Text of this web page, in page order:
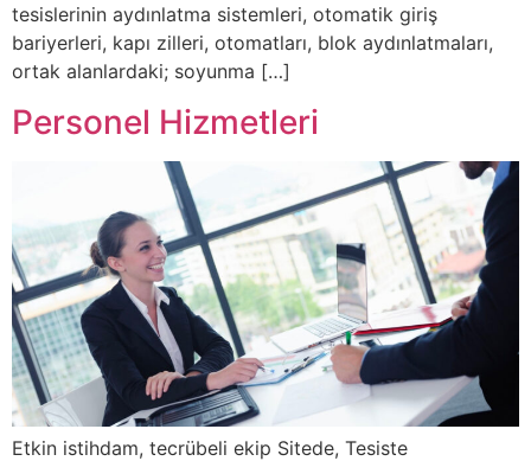
tesislerinin aydınlatma sistemleri, otomatik giriş
bariyerleri, kapı zilleri, otomatları, blok aydınlatmaları,
ortak alanlardaki; soyunma […]
Personel Hizmetleri
Etkin istihdam, tecrübeli ekip Sitede, Tesiste